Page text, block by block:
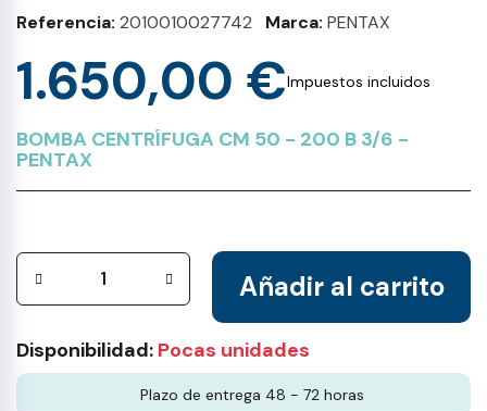
Referencia 2010010027742 Marca PENTAX
1.650,00 €Impuestos incluidos
BOMBA CENTRÍFUGA CM 50 - 200 B 3/6 -
PENTAX
Añadir al carrito
Disponibilidad: Pocas unidades
Plazo de entrega 48 - 72 horas